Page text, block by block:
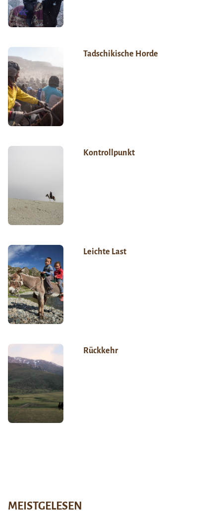
Tadschikische Horde
Kontrollpunkt
Leichte Last
Rückkehr
MEISTGELESEN